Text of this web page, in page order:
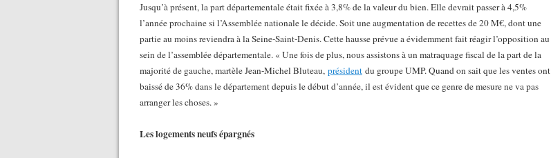
Jusqu’à présent, la part départementale était fixée à 3,8% de la valeur du bien. Elle devrait passer à 4,5%
l’année prochaine si l’Assemblée nationale le décide. Soit une augmentation de recettes de 20 M€, dont une
partie au moins reviendra à la Seine-Saint-Denis.Cette hausse prévue a évidemment fait réagir l’opposition au
sein de l’assemblée départementale. « Une fois de plus, nous assistons à un matraquage fiscal de la part de la
majorité de gauche, martèle Jean-Michel Bluteau, président du groupe UMP. Quand on sait que les ventes ont
baissé de 36% dans le département depuis le début d’année, il est évident que ce genre de mesure ne va pas
arranger les choses. »
Les logements neufs épargnés